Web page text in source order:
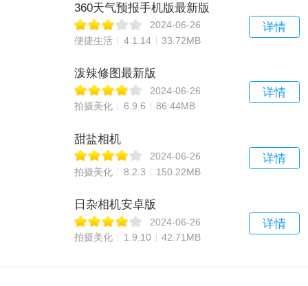
360天气预报手机版最新版
2024-06-26
便捷生活
4.1.14 33.72MB
详情
泼辣修图最新版
2024-06-26
拍摄美化
6.9.6 86.44MB
详情
甜盐相机
2024-06-26
拍摄美化
8.2.3 150.22MB
详情
日杂相机安卓版
2024-06-26
拍摄美化
1.9.10 42.71MB
详情